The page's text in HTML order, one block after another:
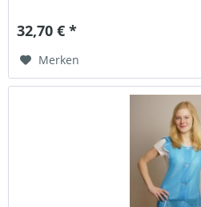
32,70 € *
Merken